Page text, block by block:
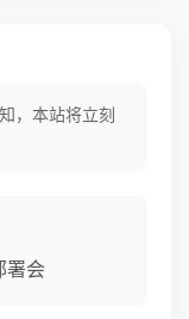
，本站将立刻
署会